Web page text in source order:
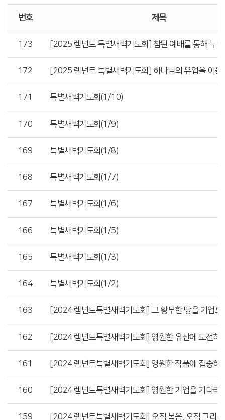
번호 제목
173 [2025 렘넌트 특별새벽기도회] 참된 예배를 통해 누
172 [2025 렘넌트 특별새벽기도회] 하나님의 유업을 이을
171 특별새벽기도회(1/10)
170 특별새벽기도회(1/9)
169 특별새벽기도회(1/8)
168 특별새벽기도회(1/7)
167 특별새벽기도회(1/6)
166 특별새벽기도회(1/5)
165 특별새벽기도회(1/3)
164 특별새벽기도회(1/2)
163 [2024 렘넌트특별새벽기도회] 그 황무한 땅을 기업으
162 [2024 렘넌트특별새벽기도회] 영원한 유산에 도전하
161 [2024 렘넌트특별새벽기도회] 영원한 작품에 집중하
160 [2024 렘넌트특별새벽기도회] 영원한 기업을 기다리
159 [2024 렘넌트특별새벽기도회] 오직 복음, 오직 그리